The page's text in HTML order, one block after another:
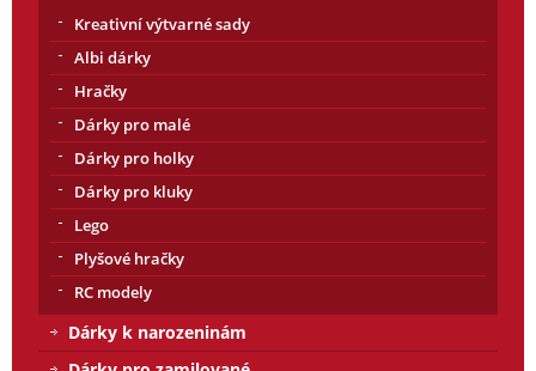
Kreativní výtvarné sady
Albi dárky
Hračky
Dárky pro malé
Dárky pro holky
Dárky pro kluky
Lego
Plyšové hračky
RC modely
Dárky k narozeninám